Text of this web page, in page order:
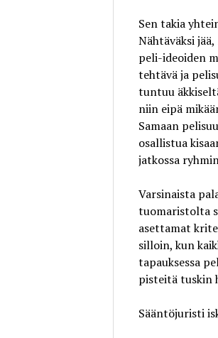
Sen takia
Nähtäväksi
peli-ideoiden
tehtävä ja
tuntuu
niin eipä
Samaan
osallistua
jatkossa
Varsinaista
tuomaristolta
asettamat
silloin, kun
tapauksessa
pisteitä tuskin
Sääntöjuristi